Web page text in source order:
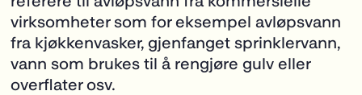
virksomheter som for eksempel avløpsvann
fra kjøkkenvasker, gjenfanget sprinklervann,
vann som brukes til å rengjøre gulv eller
overflater osv.